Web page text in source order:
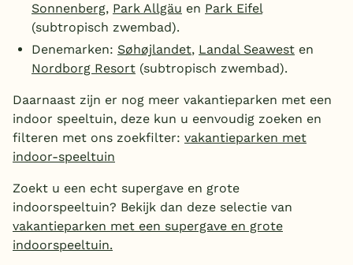
Sonnenberg, Park Allgäu en Park Eifel
(subtropisch zwembad).
Denemarken: Søhøjlandet, Landal Seawest en
Nordborg Resort (subtropisch zwembad).
Daarnaast zijn er nog meer vakantieparken met een
indoor speeltuin, deze kun u eenvoudig zoeken en
filteren met ons zoekfilter: vakantieparken met
indoor-speeltuin
Zoekt u een echt supergave en grote
indoorspeeltuin? Bekijk dan deze selectie van
vakantieparken met een supergave en grote
indoorspeeltuin.